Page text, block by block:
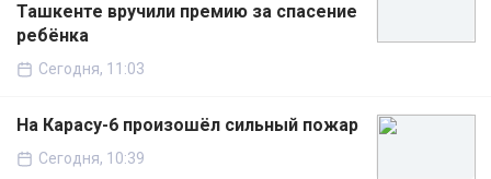
Ташкенте вручили премию за спасение
ребёнка
Сегодня, 11:03
На Карасу-6 произошёл сильный пожар
Сегодня, 10:39